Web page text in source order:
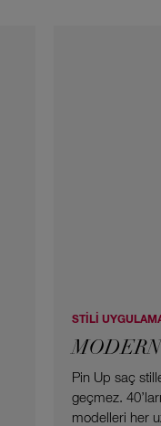
STILI
Pin Up saç
geçmez.
modelleri her